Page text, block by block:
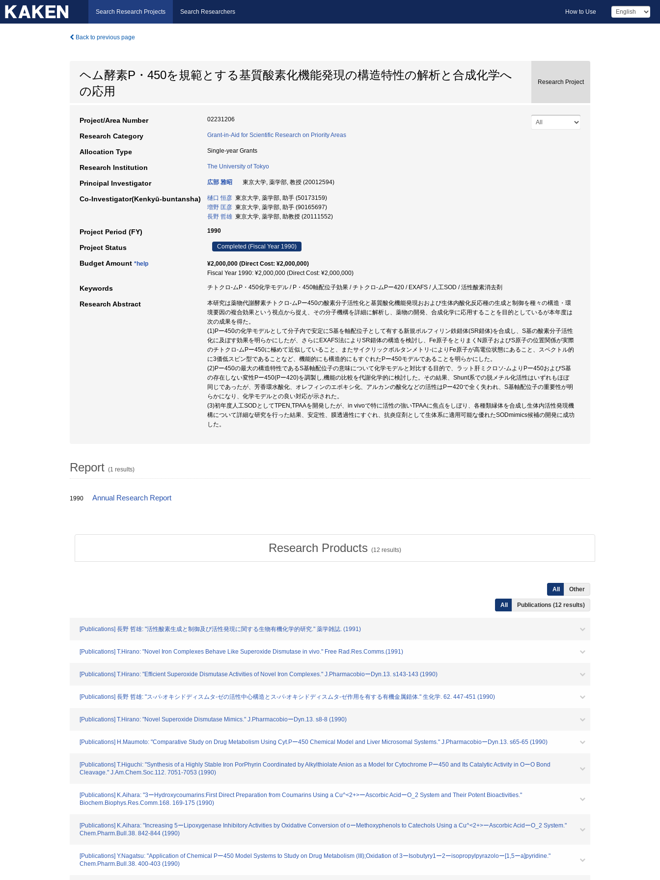
Search Research Projects Search Researchers How to Use
Back to previous page
ヘム酵素P・450を規範とする基質酸素化機能発現の構造特性の解析と合成化学へ
の応用
Research Project
Project/Area Number 02231206
Research Category Grant-in-Aid for Scientific Research on Priority Areas
Allocation Type Single-year Grants
Research Institution The University of Tokyo
Principal Investigator 広部 雅昭 東京大学, 薬学部, 教授 (20012594)
Co-Investigator(Kenkyū-buntansha) 樋口 恒彦 東京大学, 薬学部, 助手 (50173159)
増野 匡彦 東京大学, 薬学部, 助手 (90165697)
長野 哲雄 東京大学, 薬学部, 助教授 (20111552)
Project Period (FY) 1990
Project Status Completed (Fiscal Year 1990)
Budget Amount *help
¥2,000,000 (Direct Cost: ¥2,000,000)
Fiscal Year 1990: ¥2,000,000 (Direct Cost: ¥2,000,000)
Keywords チトクロ-ムP・450化学モデル / P・450軸配位子効果 / チトクロ-ムPー420 / EXAFS / 人工SOD / 活性酸素消去剤
Research Abstract
本研究は薬物代謝酵素チトクロ-ムPー450の酸素分子活性化と基質酸化機能発現おおよび生体内酸化反応種の生成と制御を種々の構造・環
境要因の複合効果という視点から捉え、その分子機構を詳細に解析し、薬物の開発、合成化学に応用することを目的としているが本年度は
次の成果を得た。
(1)Pー450の化学モデルとして分子内で安定にS基を軸配位子として有する新規ポルフィリン鉄錯体(SR錯体)を合成し、S基の酸素分子活性
化に及ぼす効果を明らかにしたが、さらにEXAFS法によりSR錯体の構造を検討し、Fe原子をとりまくN原子およびS原子の位置関係が実際
のチトクロ-ムPー450に極めて近似していること、またサイクリックボルタンメトリ-によりFe原子が高電位状態にあること、スペクトル的
に3価低スピン型であることなど、機能的にも構造的にもすぐれたPー450モデルであることを明らかにした。
(2)Pー450の最大の構造特性であるS基軸配位子の意味について化学モデルと対比する目的で、ラット肝ミクロソ-ムよりPー450およびS基
の存在しない変性Pー450(Pー420)を調製し,機能の比較を代謝化学的に検討した。その結果、Shunt系での脱メチル化活性はいずれもほぼ
同じであったが、芳香環水酸化、オレフィンのエポキシ化、アルカンの酸化などの活性はPー420で全く失われ、S基軸配位子の重要性が明
らかになり、化学モデルとの良い対応が示された。
(3)初年度人工SODとしてTPEN,TPAAを開発したが、in vivoで特に活性の強いTPAAに焦点をしぼり、各種類縁体を合成し生体内活性発現機
構について詳細な研究を行った結果、安定性、膜透過性にすぐれ、抗炎症剤として生体系に適用可能な優れたSODmimics候補の開発に成功
した。
Report (1 results)
1990 Annual Research Report
Research Products (12 results)
All Other
All Publications (12 results)
[Publications] 長野 哲雄: "活性酸素生成と制御及び活性発現に関する生物有機化学的研究." 薬学雑誌. (1991)
[Publications] T.Hirano: "Novel Iron Complexes Behave Like Superoxide Dismutase in vivo." Free Rad.Res.Comms.(1991)
[Publications] T.Hirano: "Efficient Superoxide Dismutase Activities of Novel Iron Complexes." J.PharmacobioーDyn.13. s143-143 (1990)
[Publications] 長野 哲雄: "ス-パ-オキシドディスムタ-ゼの活性中心構造とス-パ-オキシドディスムタ-ゼ作用を有する有機金属錯体." 生化学. 62. 447-451 (1990)
[Publications] T.Hirano: "Novel Superoxide Dismutase Mimics." J.PharmacobioーDyn.13. s8-8 (1990)
[Publications] H.Maumoto: "Comparative Study on Drug Metabolism Using Cyt.Pー450 Chemical Model and Liver Microsomal Systems." J.PharmacobioーDyn.13. s65-65 (1990)
[Publications] T.Higuchi: "Synthesis of a Highly Stable Iron PorPhyrin Coordinated by Alkylthiolate Anion as a Model for Cytochrome Pー450 and Its Catalytic Activity in OーO Bond
Cleavage." J.Am.Chem.Soc.112. 7051-7053 (1990)
[Publications] K.Aihara: "3ーHydroxycoumarins:First Direct Preparation from Coumarins Using a Cu^<2+>ーAscorbic AcidーO_2 System and Their Potent Bioactivities."
Biochem.Biophys.Res.Comm.168. 169-175 (1990)
[Publications] K.Aihara: "Increasing 5ーLipoxygenase Inhibitory Activities by Oxidative Conversion of oーMethoxyphenols to Catechols Using a Cu^<2+>ーAscorbic AcidーO_2 System."
Chem.Pharm.Bull.38. 842-844 (1990)
[Publications] Y.Nagatsu: "Application of Chemical Pー450 Model Systems to Study on Drug Metabolism (III);Oxidation of 3ーIsobutyry1ー2ーisopropylpyrazoloー[1,5ーa]pyridine."
Chem.Pharm.Bull.38. 400-403 (1990)